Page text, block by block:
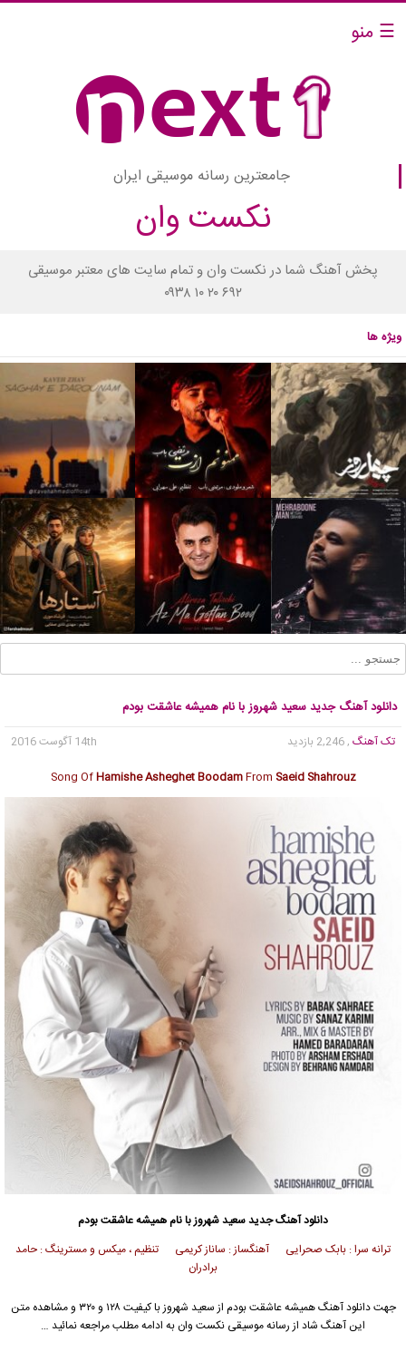
☰ منو
جامعترین رسانه موسیقی ایران
نکست وان
پخش آهنگ شما در نکست وان و تمام سایت های معتبر موسیقی
۰۹۳۸ ۱۰ ۲۰ ۶۹۲
ویژه ها
دانلود آهنگ جدید سعید شهروز با نام همیشه عاشقت بودم
تک آهنگ , 2,246 بازدید
14th آگوست 2016
Song OfHamishe Asheghet BoodamFrom Saeid Shahrouz
دانلود آهنگ جدیدسعید شهروزبا نام همیشه عاشقت بودم
ترانه سرا : بابک صحرایی آهنگساز : ساناز کریمی تنظیم ، میکس و مسترینگ : حامد
برادران
جهت دانلود آهنگ همیشه عاشقت بودم از سعید شهروز
با کیفیت ۱۲۸ و ۳۲۰ و مشاهده متن
این آهنگ شاد از رسانه موسیقی نکست وان به ادامه مطلب مراجعه نمائید …